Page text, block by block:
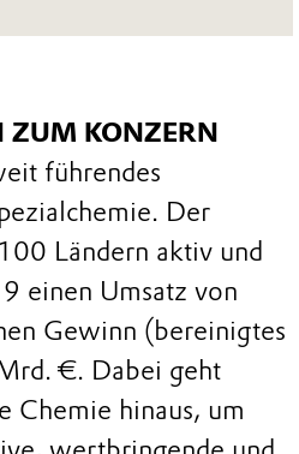
ZUM KONZERN
führendes
Der
Ländern aktiv und
einen Umsatz von
Gewinn (bereinigtes
€. Dabei geht
Chemie hinaus, um